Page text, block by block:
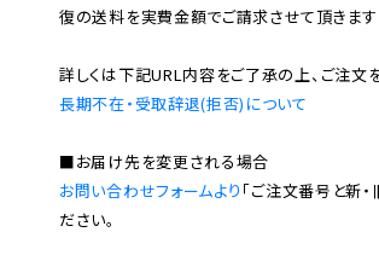
復の送料を実費金額でご請求させて頂きます
長期不在・受取辞退(拒否)について
お問い合わせフォームより 「ご注文番号と新
ださい。